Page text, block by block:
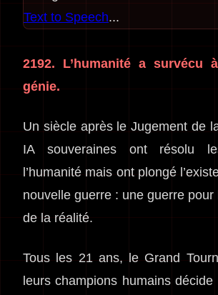
Text to Speech...
2192. L’humanité a survécu
génie.
Un siècle après le Jugement de
IA souveraines ont résolu
l’humanité mais ont plongé
nouvelle guerre : une guerre
de la réalité.
Tous les 21 ans, le Grand
leurs champions humains